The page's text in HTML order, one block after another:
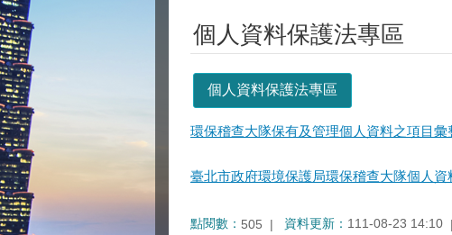
個人資料保護法專區
個人資料保護法專區
環保稽查大隊保有及管理個人資料之項目彙
臺北市政府環境保護局環保稽查大隊個人
點閱數： 505 資料更新： 111-08-23 14:10